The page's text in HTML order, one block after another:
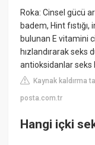
Roka: Cinsel gücü
badem, Hint
bulunan E vitamini
hızlandırarak seks
antioksidanlar seks
Kaynak kaldırma
posta.com.tr
Hangi içki